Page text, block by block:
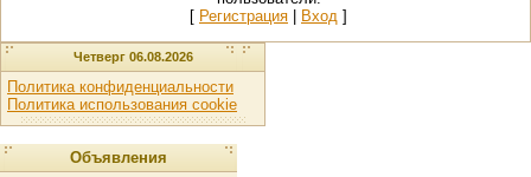
[ Регистрация Вход ]
Четверг 06.08.2026
Политика конфиденциальности
Политика использования cookie
Объявления